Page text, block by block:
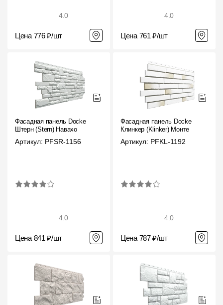
4.0
Цена 776 ₽/шт
4.0
Цена 761 ₽/шт
Фасадная панель Docke
Штерн (Stern) Навахо
Артикул: PFSR-1156
4.0
Цена 841 ₽/шт
Фасадная панель Docke
Клинкер (Klinker) Монте
Артикул: PFKL-1192
4.0
Цена 787 ₽/шт